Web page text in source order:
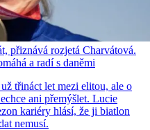
přiznává rozjetá Charvátová.
a radí s daněmi
třináct let mezi elitou, ale o
ani přemýšlet. Lucie
kariéry hlásí, že ji biatlon
nemusí.